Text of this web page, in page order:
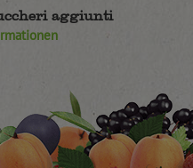
aggiunti